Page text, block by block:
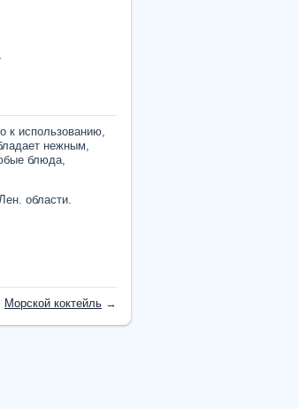
к использованию,
нежным,
блюда,
области.
Морской коктейль →